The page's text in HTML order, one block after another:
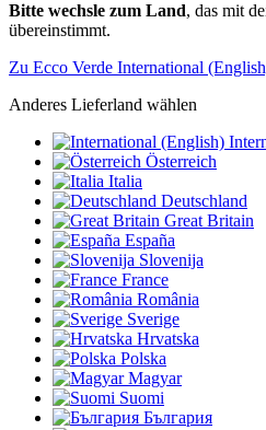
Bitte wechsle zum Land, das mit
übereinstimmt.
Zu Ecco Verde International
Anderes Lieferland wählen
Österreich
Italia
Deutschland
Great Britain
España
Slovenija
France
România
Sverige
Hrvatska
Polska
Magyar
Suomi
България